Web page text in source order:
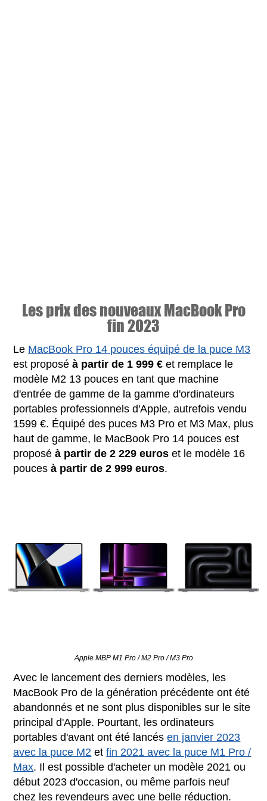
Les prix des nouveaux MacBook Pro
fin 2023
Le MacBook Pro 14 pouces équipé de la puce M3
est proposéà partir de 1 999 € et remplace le
modèle M2 13 pouces en tant que machine
d'entrée de gamme de la gamme d'ordinateurs
portables professionnels d'Apple, autrefois vendu
1599 €. Équipé des puces M3 Pro et M3 Max, plus
haut de gamme, le MacBook Pro 14 pouces est
proposéà partir de 2 229 euros et le modèle 16
poucesà partir de 2 999 euros.
Apple MBP M1 Pro / M2 Pro / M3 Pro
Avec le lancement des derniers modèles, les
MacBook Pro de la génération précédente ont été
abandonnés et ne sont plus disponibles sur le site
principal d'Apple. Pourtant, les ordinateurs
portables d'avant ont été lancésen janvier 2023
avec la puce M2 etfin 2021 avec la puce M1 Pro /
Max. Il est possible d'acheter un modèle 2021 ou
début 2023 d'occasion, ou même parfois neuf
chez les revendeurs avec une belle réduction.